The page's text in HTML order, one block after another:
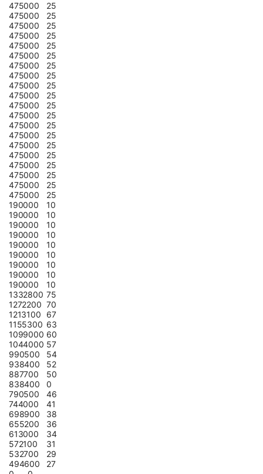
475000
25
475000
25
475000
25
475000
25
475000
25
475000
25
475000
25
475000
25
475000
25
475000
25
475000
25
475000
25
475000
25
475000
25
475000
25
475000
25
475000
25
475000
25
475000
25
475000
25
190000
10
190000
10
190000
10
190000
10
190000
10
190000
10
190000
10
190000
10
190000
10
1332800 75
1272200 70
1213100
67
1155300 63
1099000 60
1044000 57
990500
54
938400
52
887700
50
838400
0
790500
46
744000
41
698900
38
655200
36
613000
34
572100
31
532700
29
494600
27